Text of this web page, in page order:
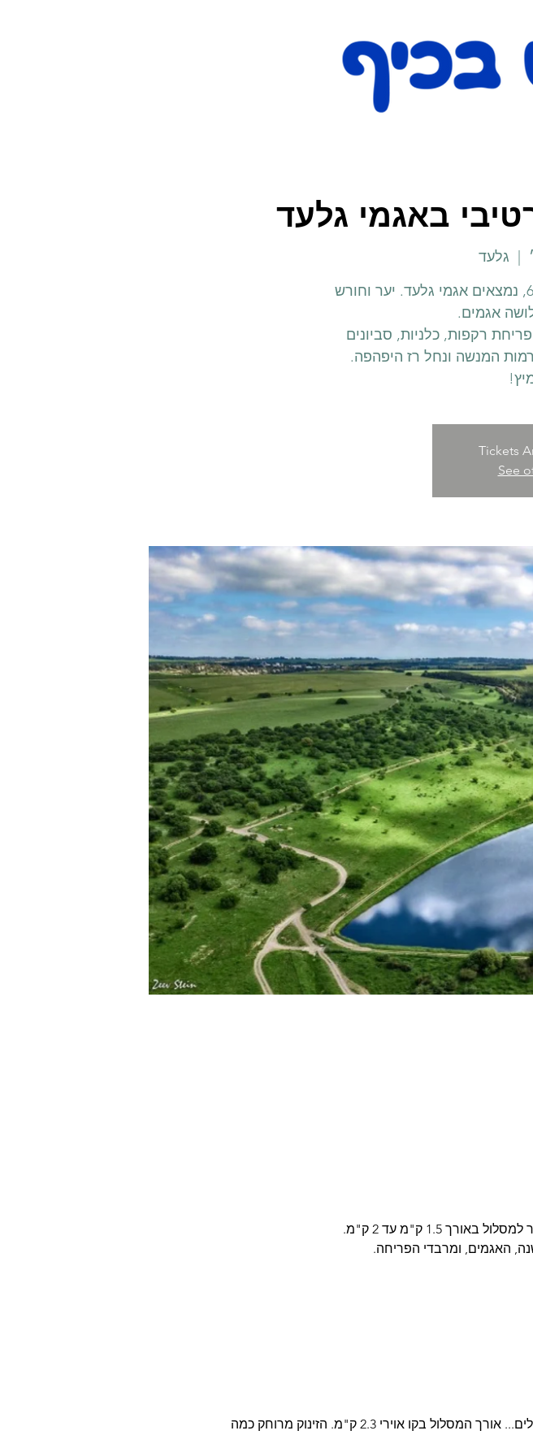
באגמי גלעד
גלעד
קצת מצפון לקיבוץ גלעד, על כביש 672, נמצאים אגמי גלעד. יער וחורש
רקפות, כלניות, סביונים
Tickets
See
האגמים, ומרבדי הפריחה.
מסלול ניווט מעניין ומגוון באורך 2 ק"מ ובו 8 תחנות – לא כולן על שבילים... אורך המסלול בקו אוירי 2.3 ק"מ. הזינוק מרוחק כמה